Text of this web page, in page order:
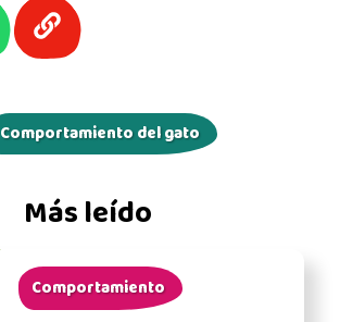
Más leído
Comportamiento
Comportamiento del gato